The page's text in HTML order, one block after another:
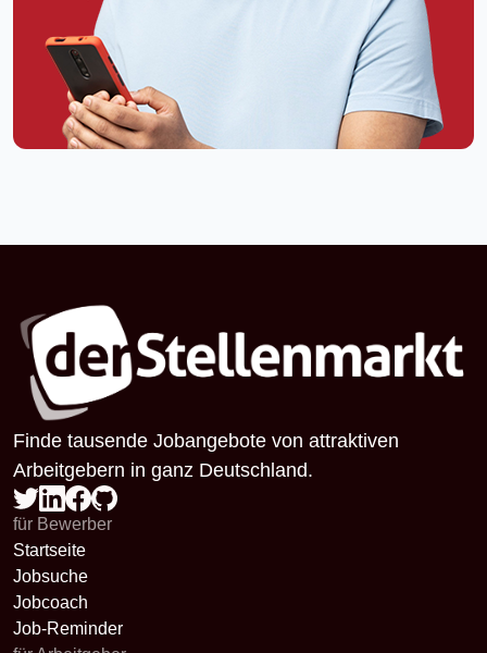
Finde tausende Jobangebote von attraktiven
Arbeitgebern in ganz Deutschland.
für Bewerber
Startseite
Jobsuche
Jobcoach
Job-Reminder